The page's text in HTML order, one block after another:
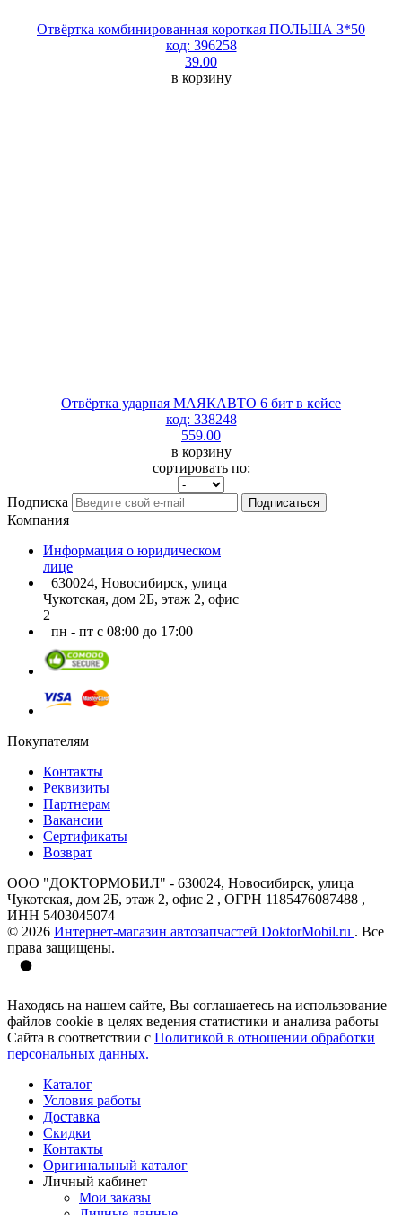
Отвёртка комбинированная короткая ПОЛЬША 3*50
код: 396258
39.00
в корзину
Отвёртка ударная МАЯКАВТО 6 бит в кейсе
код: 338248
559.00
в корзину
сортировать по:
Подписка Подписаться
Компания
Информация о юридическом
лице
630024, Новосибирск, улица
Чукотская, дом 2Б, этаж 2, офис
2
пн - пт с 08:00 до 17:00
Покупателям
Контакты
Реквизиты
Партнерам
Вакансии
Сертификаты
Возврат
ООО "ДОКТОРМОБИЛ" - 630024, Новосибирск, улица
Чукотская, дом 2Б, этаж 2, офис 2 , ОГРН 1185476087488 ,
ИНН 5403045074
© 2026 Интернет-магазин автозапчастей DoktorMobil.ru . Все
права защищены.
Находясь на нашем сайте, Вы соглашаетесь на использование
файлов cookie в целях ведения статистики и анализа работы
Сайта в соответствии с Политикой в отношении обработки
персональных данных.
Каталог
Условия работы
Доставка
Скидки
Контакты
Оригинальный каталог
Личный кабинет
Мои заказы